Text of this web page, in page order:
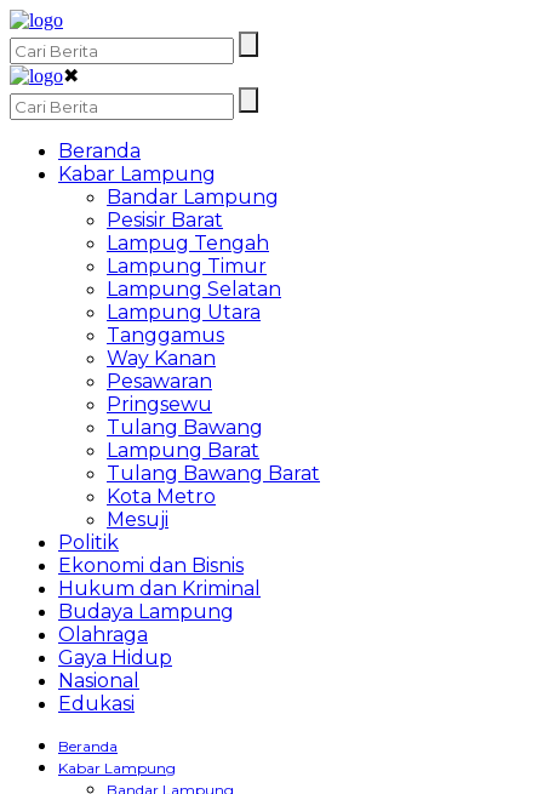
✖
Beranda
Kabar Lampung
Bandar Lampung
Pesisir Barat
Lampug Tengah
Lampung Timur
Lampung Selatan
Lampung Utara
Tanggamus
Way Kanan
Pesawaran
Pringsewu
Tulang Bawang
Lampung Barat
Tulang Bawang Barat
Kota Metro
Mesuji
Politik
Ekonomi dan Bisnis
Hukum dan Kriminal
Budaya Lampung
Olahraga
Gaya Hidup
Nasional
Edukasi
Beranda
Kabar Lampung
Bandar Lampung